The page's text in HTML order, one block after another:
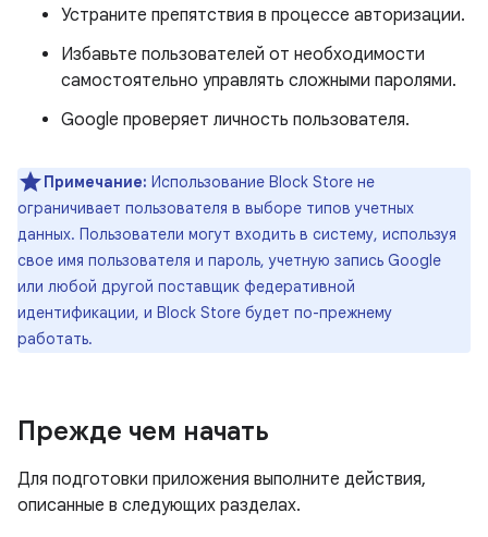
Устраните препятствия в процессе авторизации.
Избавьте пользователей от необходимости
самостоятельно управлять сложными паролями.
Google проверяет личность пользователя.
Примечание: Использование Block Store не
ограничивает пользователя в выборе типов учетных
данных. Пользователи могут входить в систему, используя
свое имя пользователя и пароль, учетную запись Google
или любой другой поставщик федеративной
идентификации, и Block Store будет по-прежнему
работать.
Прежде чем начать
Для подготовки приложения выполните действия,
описанные в следующих разделах.